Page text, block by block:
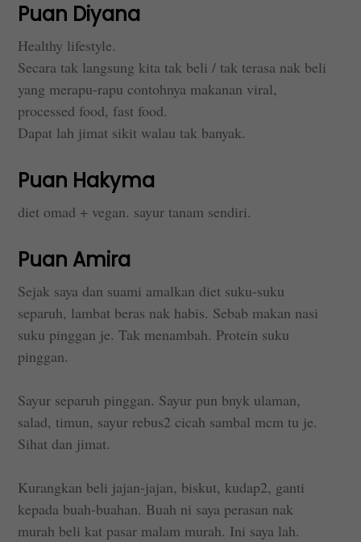
Puan Diyana
Healthy lifestyle.
Secara tak langsung kita tak beli / tak terasa nak beli
yang merapu-rapu contohnya makanan viral,
processed food, fast food.
Dapat lah jimat sikit walau tak banyak.
Puan Hakyma
diet omad + vegan. sayur tanam sendiri.
Puan Amira
Sejak saya dan suami amalkan diet suku-suku
separuh, lambat beras nak habis. Sebab makan nasi
suku pinggan je. Tak menambah. Protein suku
pinggan.
Sayur separuh pinggan. Sayur pun bnyk ulaman,
salad, timun, sayur rebus2 cicah sambal mcm tu je.
Sihat dan jimat.
Kurangkan beli jajan-jajan, biskut, kudap2, ganti
kepada buah-buahan. Buah ni saya perasan nak
murah beli kat pasar malam murah. Ini saya lah.